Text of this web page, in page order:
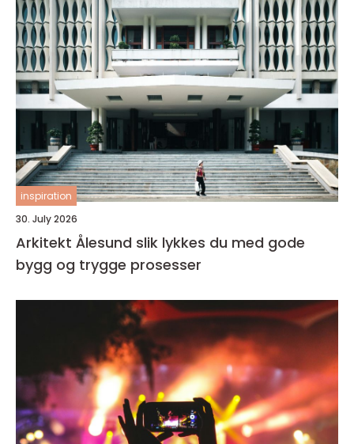
inspiration
30. July 2026
Arkitekt Ålesund slik lykkes du med gode
bygg og trygge prosesser